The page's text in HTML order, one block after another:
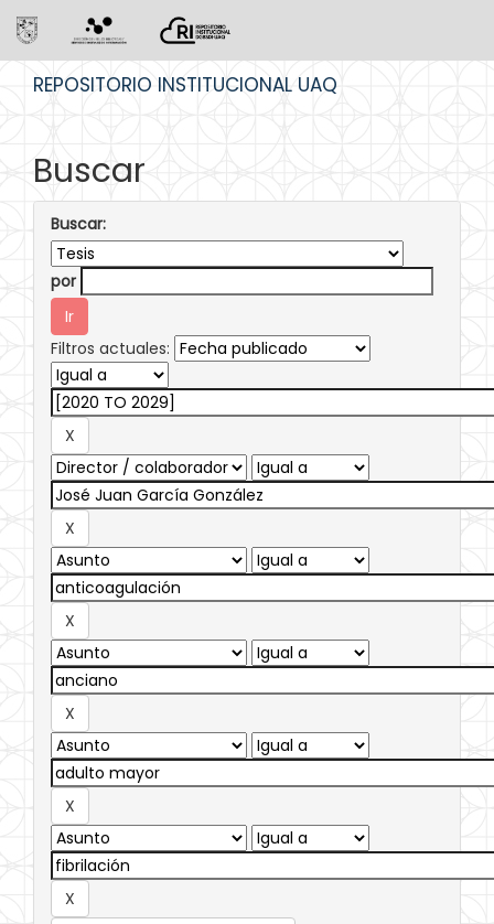
REPOSITORIO INSTITUCIONAL UAQ
Buscar
Buscar:
por
Filtros actuales: